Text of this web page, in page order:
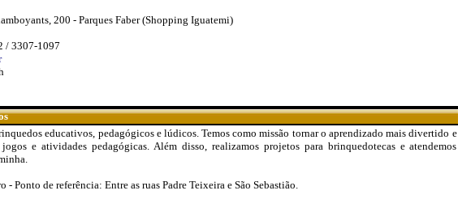
200 - Parques Faber (Shopping Iguatemi)
/ 3307-1097
educativos, pedagógicos e lúdicos. Temos como missão tornar o aprendizado mais divertido e
e atividades pedagógicas. Além disso, realizamos projetos para brinquedotecas e atendemos
- Ponto de referência: Entre as ruas Padre Teixeira e São Sebastião.